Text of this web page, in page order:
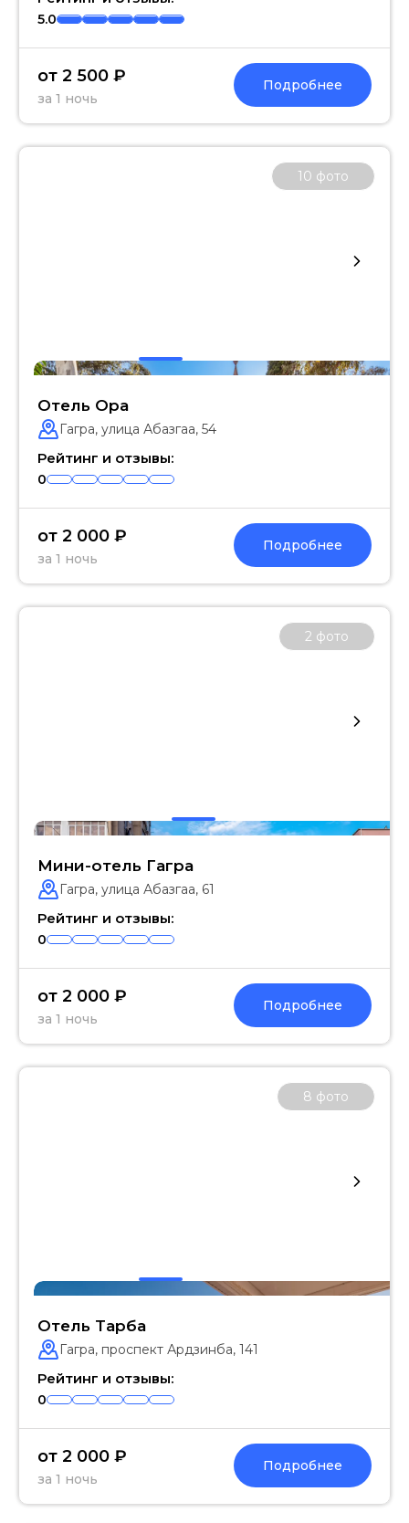
5.0
от 2 500 ₽
за 1 ночь
Подробнее
10 фото
Отель Ора
Гагра, улица Абазгаа, 54
Рейтинг и отзывы:
0
от 2 000 ₽
за 1 ночь
Подробнее
2 фото
Мини-отель Гагра
Гагра, улица Абазгаа, 61
Рейтинг и отзывы:
0
от 2 000 ₽
за 1 ночь
Подробнее
8 фото
Отель Тарба
Гагра, проспект Ардзинба, 141
Рейтинг и отзывы:
0
от 2 000 ₽
за 1 ночь
Подробнее